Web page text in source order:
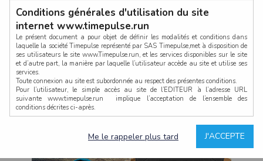
CONNEXION
Conditions générales d'utilisation du site
internet www.timepulse.run
Le présent document a pour objet de définir les modalités et conditions dans
laquelle la société Timepulse représenté par SAS Timepulse,met à disposition de
ses utilisateurs le site www.Timepulse.run, et les services disponibles sur le site
et d’autre part, la manière par laquelle l’utilisateur accède au site et utilise ses
services.
Toute connexion au site est subordonnée au respect des présentes conditions.
Pour l’utilisateur, le simple accès au site de l’EDITEUR à l’adresse URL
suivante www.timepulse.run implique l’acceptation de l’ensemble des
conditions décrites ci-après.
La structure générale du site www.timepulse.run, par quelque procédé que ce
soit, sans l'autorisation préalable et par écrit de Fourcherot Mickael et/ou de ses
J'ACCEPTE
Me le rappeler plus tard